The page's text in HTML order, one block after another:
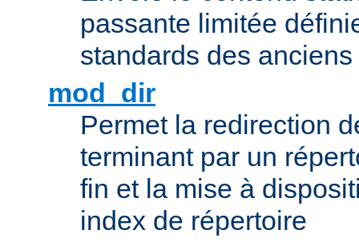
passante limitée
standards des
mod_dir
Permet la redirection
terminant par un
fin et la mise à
index de répertoire